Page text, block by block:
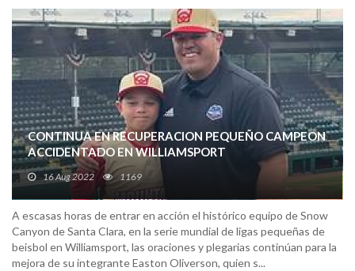
CONTINUA EN RECUPERACION PEQUEÑO CAMPEON
ACCIDENTADO EN WILLIAMSPORT
16 Aug 2022 1169
A escasas horas de entrar en acción el histórico equipo de Snow
Canyon de Santa Clara, en la serie mundial de ligas pequeñas de
beisbol en Williamsport, las oraciones y plegarias continúan para la
mejora de su integrante Easton Oliverson, quien s...